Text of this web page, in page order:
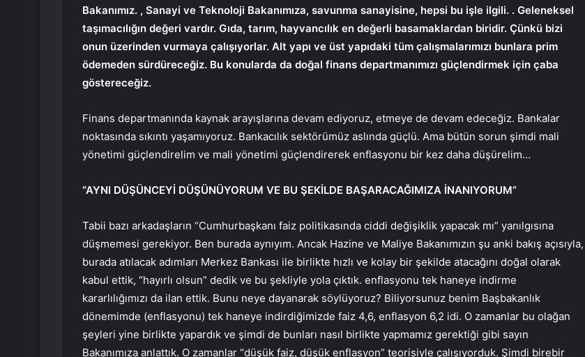
Bakanımız. , Sanayi ve Teknoloji Bakanımıza, savunma sanayisine, hepsi bu işle ilgili. . Geleneksel
taşımacılığın değeri vardır. Gıda, tarım, hayvancılık en değerli basamaklardan biridir. Çünkü bizi
onun üzerinden vurmaya çalışıyorlar. Alt yapı ve üst yapıdaki tüm çalışmalarımızı bunlara prim
ödemeden sürdüreceğiz. Bu konularda da doğal finans departmanımızı güçlendirmek için çaba
göstereceğiz.
Finans departmanında kaynak arayışlarına devam ediyoruz, etmeye de devam edeceğiz. Bankalar
noktasında sıkıntı yaşamıyoruz. Bankacılık sektörümüz aslında güçlü. Ama bütün sorun şimdi mali
yönetimi güçlendirelim ve mali yönetimi güçlendirerek enflasyonu bir kez daha düşürelim…
“AYNI DÜŞÜNCEYİ DÜŞÜNÜYORUM VE BU ŞEKİLDE BAŞARACAĞIMIZA İNANIYORUM”
Tabii bazı arkadaşların “Cumhurbaşkanı faiz politikasında ciddi değişiklik yapacak mı” yanılgısına
düşmemesi gerekiyor. Ben burada aynıyım. Ancak Hazine ve Maliye Bakanımızın şu anki bakış açısıyla,
burada atılacak adımları Merkez Bankası ile birlikte hızlı ve kolay bir şekilde atacağını doğal olarak
kabul ettik, “hayırlı olsun” dedik ve bu şekliyle yola çıktık. enflasyonu tek haneye indirme
kararlılığımızı da ilan ettik. Bunu neye dayanarak söylüyoruz? Biliyorsunuz benim Başbakanlık
dönemimde (enflasyonu) tek haneye indirdiğimizde faiz 4,6, enflasyon 6,2 idi. O zamanlar bu olağan
şeyleri yine birlikte yapardık ve şimdi de bunları nasıl birlikte yapmamız gerektiği gibi sayın
Bakanımıza anlattık. O zamanlar “düşük faiz, düşük enflasyon” teorisiyle çalışıyorduk. Şimdi birebir